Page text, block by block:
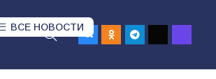
ВСЕ НОВОСТИ